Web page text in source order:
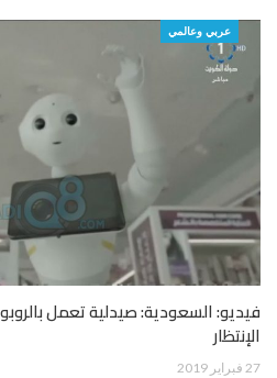
عربي وعالمي
فيديو: السعودية: صيدلية تعمل
الإنتظار
27 فبراير 2019